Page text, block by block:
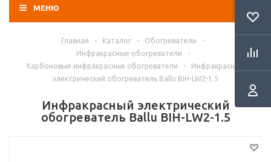
МЕНЮ
Главная - Каталог - Обогреватели
-
Инфракрасные обогреватели
-
Карбоновые инфракрасные обогреватели
-
Инфракрасный
электрический обогреватель Ballu BIH-LW2-1.5
Инфракрасный электрический
обогреватель Ballu BIH-LW2-1.5